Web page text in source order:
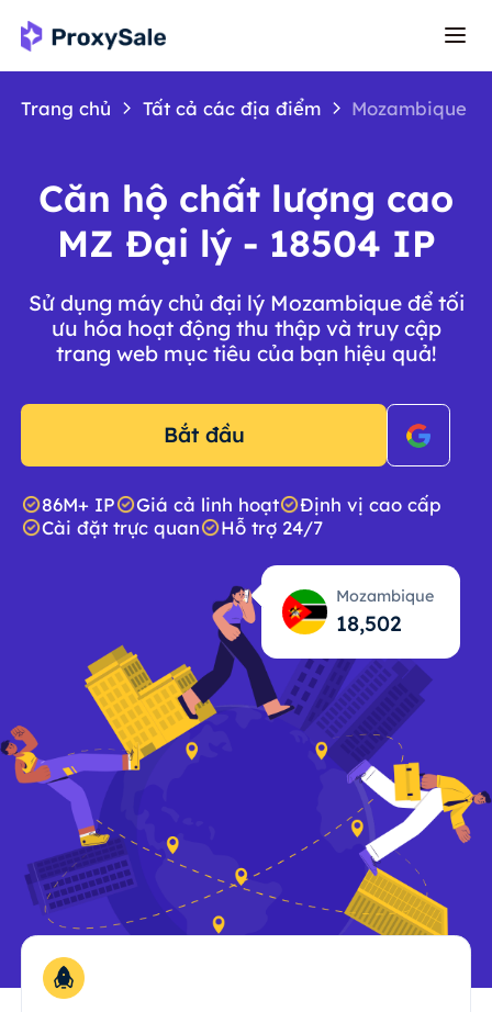
Trang chủ Tất cả các địa điểm Mozambique
Căn hộ chất lượng cao
MZ Đại lý - 18504 IP
Sử dụng máy chủ đại lý Mozambique để tối
ưu hóa hoạt động thu thập và truy cập
trang web mục tiêu của bạn hiệu quả!
Bắt đầu
86M+ IP Giá cả linh hoạt
Định vị cao cấp
Cài đặt trực quan
Hỗ trợ 24/7
Mozambique
18,504